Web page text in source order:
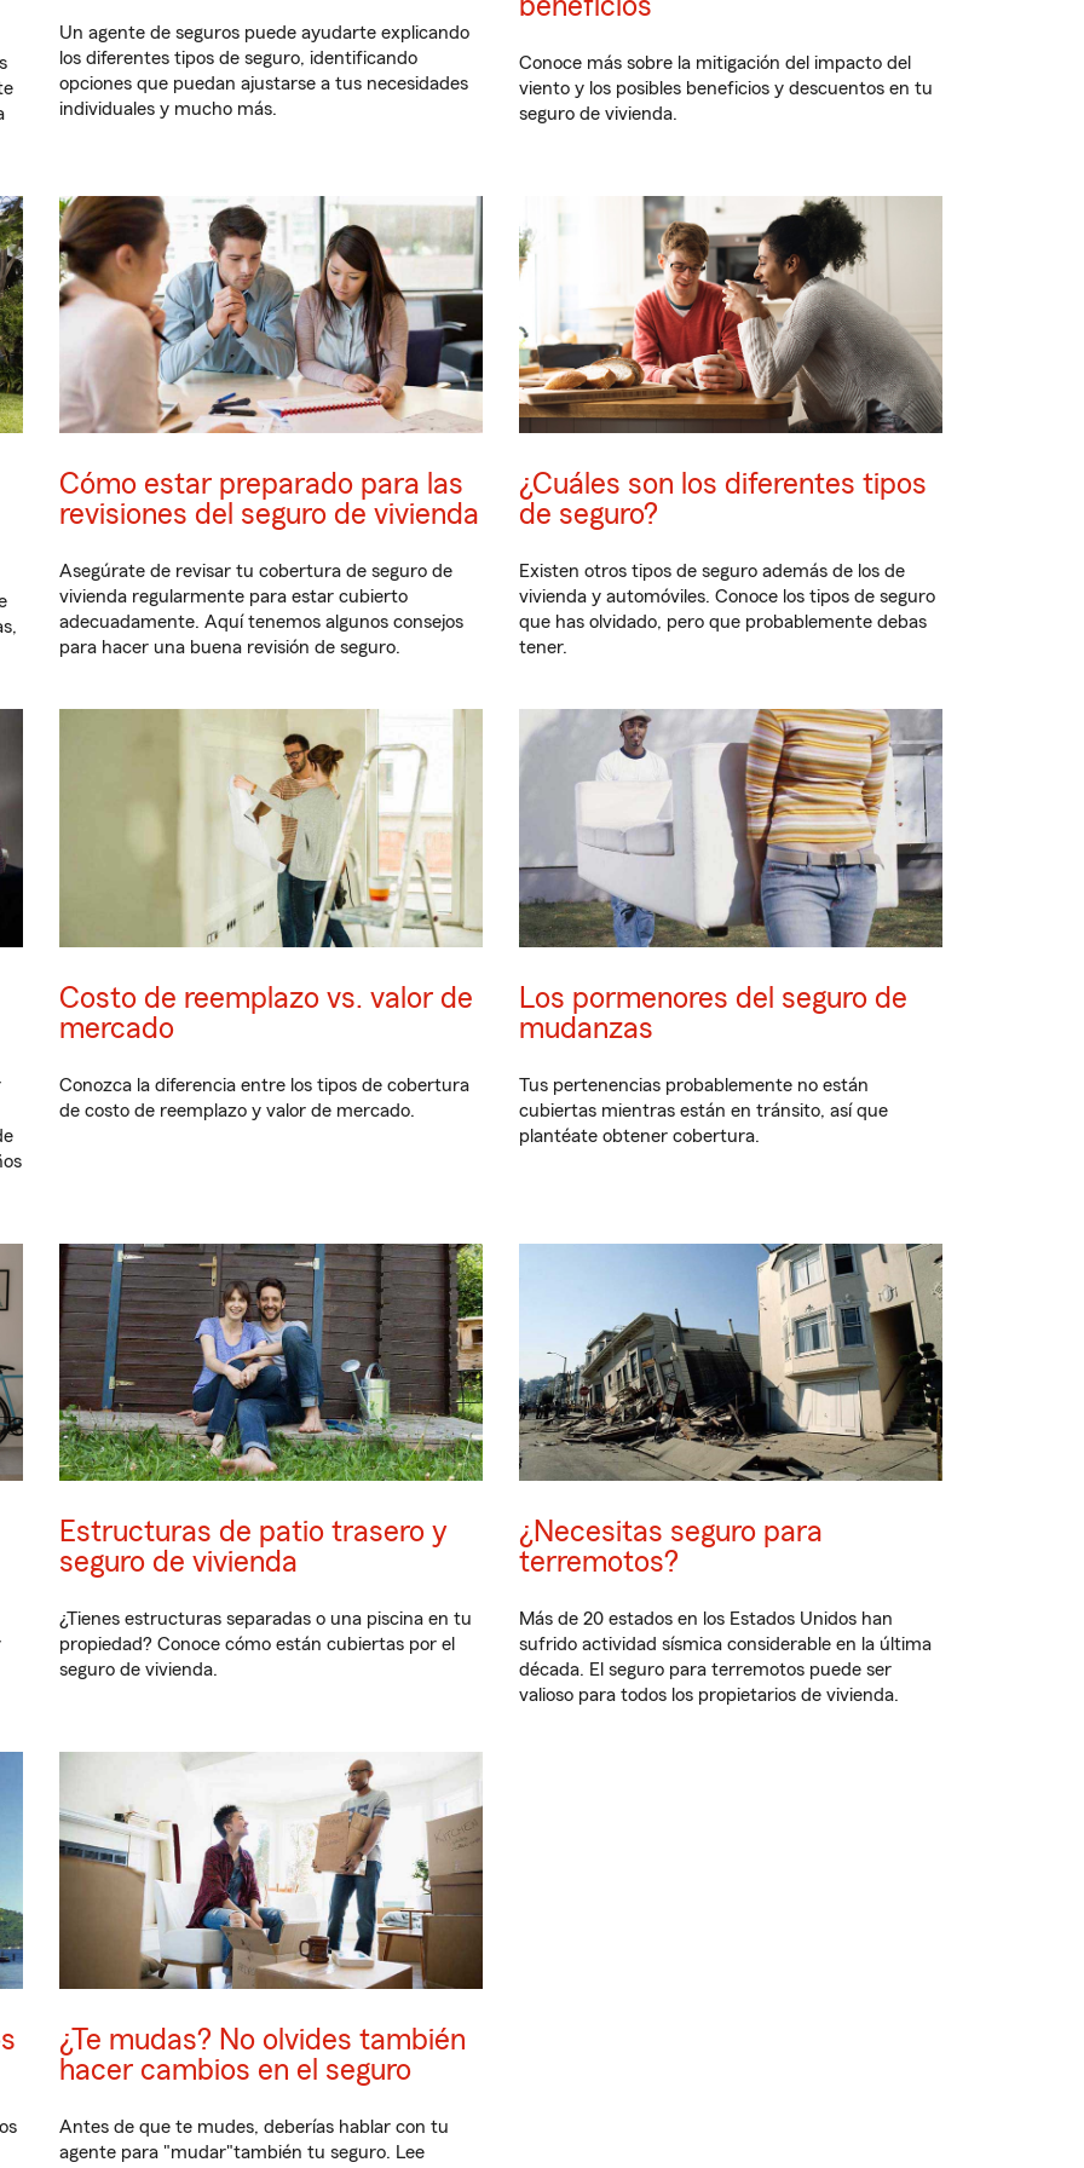
Un agente de seguros puede ayudarte explicando
los diferentes tipos de seguro, identificando
opciones que puedan ajustarse a tus necesidades
individuales y mucho más.
beneficios
Conoce más sobre la mitigación del impacto del
viento y los posibles beneficios y descuentos en tu
seguro de vivienda.
Cómo estar preparado para las
revisiones del seguro de vivienda
Asegúrate de revisar tu cobertura de seguro de
vivienda regularmente para estar cubierto
adecuadamente. Aquí tenemos algunos consejos
para hacer una buena revisión de seguro.
¿Cuáles son los diferentes tipos
de seguro?
Existen otros tipos de seguro además de los de
vivienda y automóviles. Conoce los tipos de seguro
que has olvidado, pero que probablemente debas
tener.
Costo de reemplazo vs. valor de
mercado
Conozca la diferencia entre los tipos de cobertura
de costo de reemplazo y valor de mercado.
Los pormenores del seguro de
mudanzas
Tus pertenencias probablemente no están
cubiertas mientras están en tránsito, así que
plantéate obtener cobertura.
Estructuras de patio trasero y
seguro de vivienda
¿Tienes estructuras separadas o una piscina en tu
propiedad? Conoce cómo están cubiertas por el
seguro de vivienda.
¿Necesitas seguro para
terremotos?
Más de 20 estados en los Estados Unidos han
sufrido actividad sísmica considerable en la última
década. El seguro para terremotos puede ser
valioso para todos los propietarios de vivienda.
¿Te mudas? No olvides también
hacer cambios en el seguro
Antes de que te mudes, deberías hablar con tu
agente para "mudar"también tu seguro. Lee